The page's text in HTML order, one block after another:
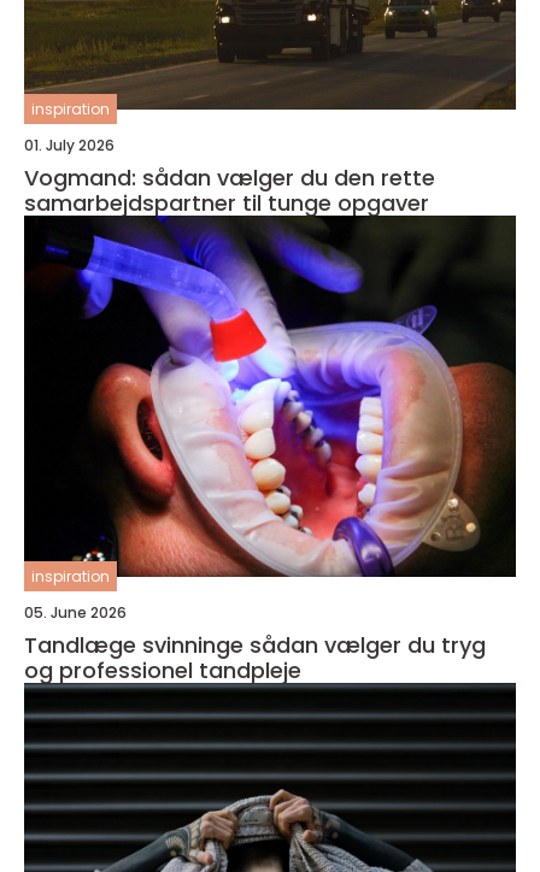
inspiration
01. July 2026
Vogmand: sådan vælger du den rette
samarbejdspartner til tunge opgaver
inspiration
05. June 2026
Tandlæge svinninge sådan vælger du tryg
og professionel tandpleje